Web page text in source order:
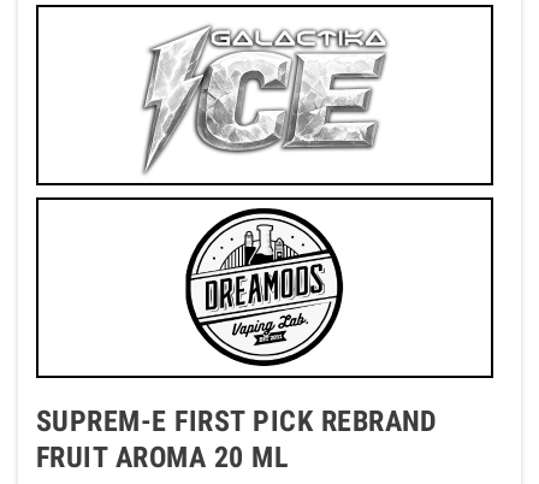
SUPREM-E FIRST PICK REBRAND
FRUIT AROMA 20 ML